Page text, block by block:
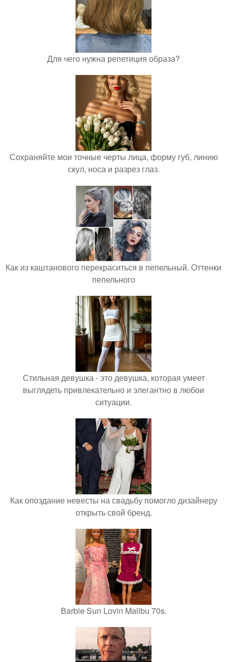
Для чего нужна репетиция образа?
Сохраняйте мои точные черты лица, форму губ, линию
скул, носа и разрез глаз.
Как из каштанового перекраситься в пепельный. Оттенки
пепельного
Стильная девушка - это девушка, которая умеет
выглядеть привлекательно и элегантно в любои
ситуации.
Как опоздание невесты на свадьбу помогло дизайнеру
открыть свой бренд.
Barbie Sun Lovin Malibu 70s.